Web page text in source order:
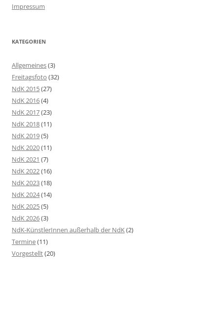
Impressum
KATEGORIEN
Allgemeines(3)
Freitagsfoto (32)
NdK 2015(27)
NdK 2016(4)
NdK 2017(23)
NdK 2018(11)
NdK 2019(5)
NdK 2020(11)
NdK 2021 (7)
NdK 2022(16)
NdK 2023(18)
NdK 2024(14)
NdK 2025(5)
NdK 2026(3)
NdK-KünstlerInnen außerhalb der NdK(2)
Termine(11)
Vorgestellt(20)